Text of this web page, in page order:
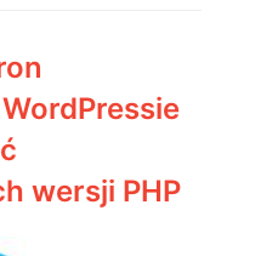
wersji PHP